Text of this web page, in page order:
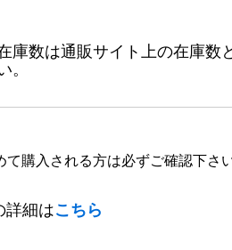
庫数は通販サイト上の在庫数
。
購入される方は必ずご確認下さい
詳細はこちら